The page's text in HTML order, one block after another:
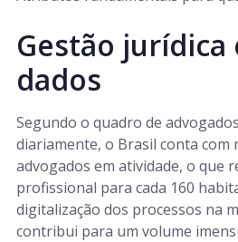
Gestão jurídica
dados
Segundo o quadro de
diariamente, o Brasil conta com
advogados em atividade, o que
profissional para cada 160
digitalização dos processos na
contribui para um volume